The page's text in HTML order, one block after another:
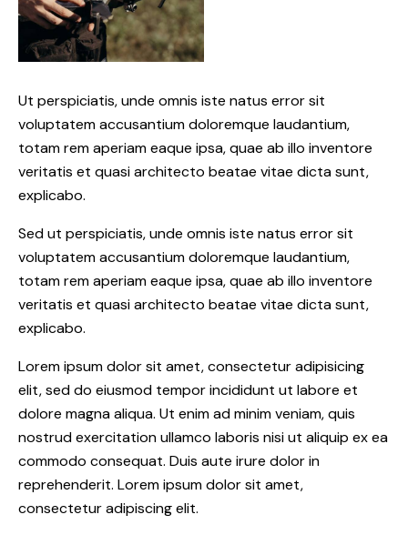
Ut perspiciatis, unde omnis iste natus error sit
voluptatem accusantium doloremque laudantium,
totam rem aperiam eaque ipsa, quae ab illo inventore
veritatis et quasi architecto beatae vitae dicta sunt,
explicabo.
Sed ut perspiciatis, unde omnis iste natus error sit
voluptatem accusantium doloremque laudantium,
totam rem aperiam eaque ipsa, quae ab illo inventore
veritatis et quasi architecto beatae vitae dicta sunt,
explicabo.
Lorem ipsum dolor sit amet, consectetur adipisicing
elit, sed do eiusmod tempor incididunt ut labore et
dolore magna aliqua. Ut enim ad minim veniam, quis
nostrud exercitation ullamco laboris nisi ut aliquip ex ea
commodo consequat. Duis aute irure dolor in
reprehenderit. Lorem ipsum dolor sit amet,
consectetur adipiscing elit.